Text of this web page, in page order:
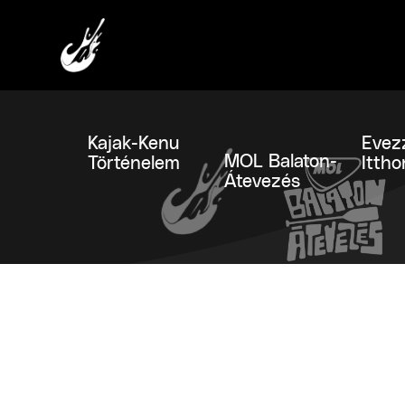
Kajak-Kenu
Történelem
MOL Balaton-
Átevezés